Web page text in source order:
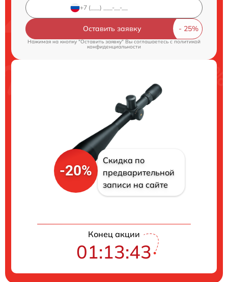
Оставить заявку
Нажимая на кнопку "Оставить заявку" Вы соглашаетесь cполитикой
конфиденциальности
-20%
Скидка по
предварительной
записи на сайте
Конец акции
01:13:43